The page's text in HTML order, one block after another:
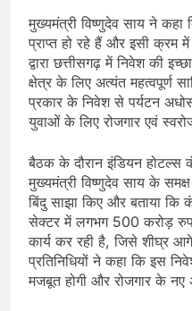
मुख्यमंत्री विष्णुदेव साय ने कहा
प्राप्त हो रहे हैं और इसी क्रम
द्वारा छत्तीसगढ़ में निवेश की
क्षेत्र के लिए अत्यंत महत्वपूर्ण
प्रकार के निवेश से पर्यटन
युवाओं के लिए रोजगार एवं
बैठक के दौरान इंडियन होटल्स
मुख्यमंत्री विष्णुदेव साय के
बिंदु साझा किए और बताया कि
सेक्टर में लगभग 500 करोड़
कार्य कर रही है, जिसे शीघ्र
प्रतिनिधियों ने कहा कि इस
मजबूत होगी और रोजगार के नए